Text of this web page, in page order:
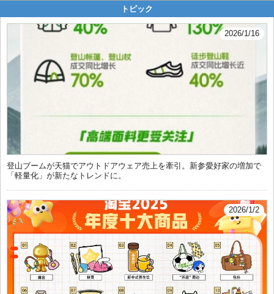
トピック
2026/1/16
登山ブームが天猫でアウトドアウェア売上を牽引。新参愛好家の増加で
「軽量化」が新たなトレンドに。
2026/1/2